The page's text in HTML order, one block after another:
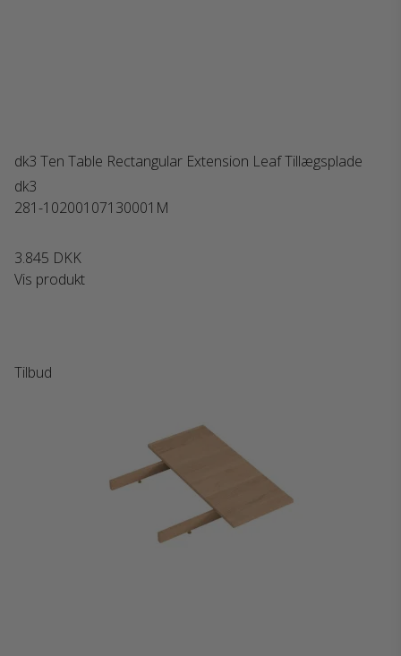
dk3 Ten Table Rectangular Extension Leaf Tillægsplade
dk3
281-10200107130001M
3.845 DKK
Vis produkt
Tilbud